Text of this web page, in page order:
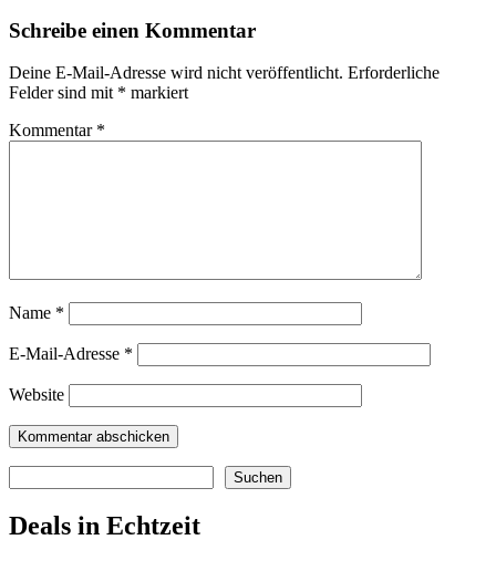
Schreibe einen Kommentar
Deine E-Mail-Adresse wird nicht veröffentlicht. Erforderliche
Felder sind mit * markiert
Kommentar *
Name *
E-Mail-Adresse *
Website
Suchen
Deals in Echtzeit